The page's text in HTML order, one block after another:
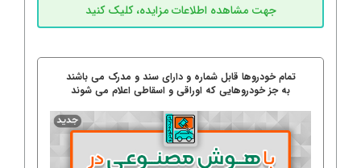
تمام خودروها قابل شماره و دارای سند و مدرک می باشند
به جز خودروهایی که اوراقی و اسقاطی اعلام می شوند